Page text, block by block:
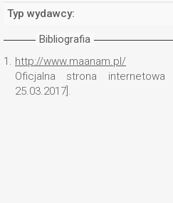
Typ wydawcy:
Bibliografia
1. http://www.maanam.pl/
Oficjalna strona
25.03.2017].